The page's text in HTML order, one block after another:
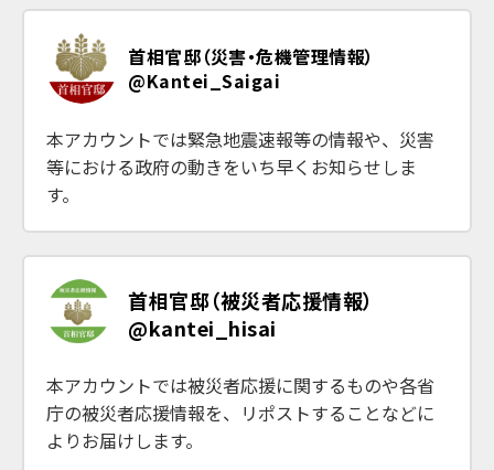
首相官邸（災害・危機管理情報）
@Kantei_Saigai
本アカウントでは緊急地震速報等の情報や、災害
等における政府の動きをいち早くお知らせしま
す。
首相官邸（被災者応援情報）
@kantei_hisai
本アカウントでは被災者応援に関するものや各省
庁の被災者応援情報を、リポストすることなどに
よりお届けします。